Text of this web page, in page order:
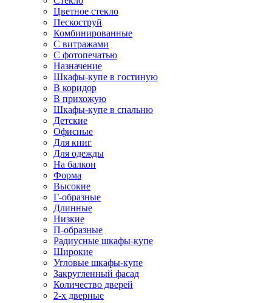
Цветное стекло
Пескоструй
Комбинированные
С витражами
С фотопечатью
Назначение
Шкафы-купе в гостиную
В коридор
В прихожую
Шкафы-купе в спальню
Детские
Офисные
Для книг
Для одежды
На балкон
Форма
Высокие
Г-образные
Длинные
Низкие
П-образные
Радиусные шкафы-купе
Широкие
Угловые шкафы-купе
Закругленный фасад
Количество дверей
2-х дверные